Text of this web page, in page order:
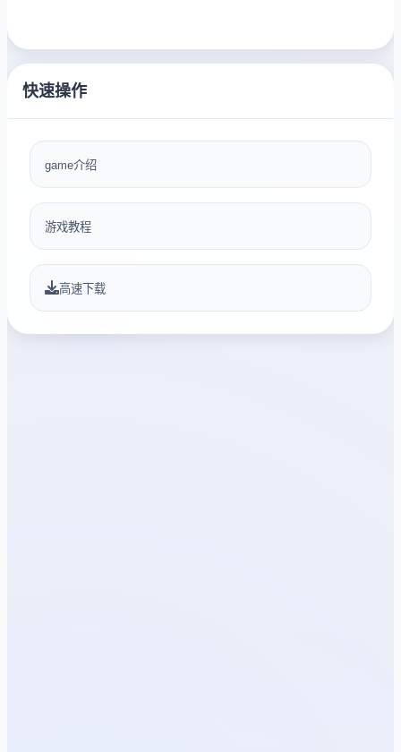
快速操作
game介绍
游戏教程
高速下载